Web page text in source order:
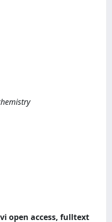
open access, fulltext